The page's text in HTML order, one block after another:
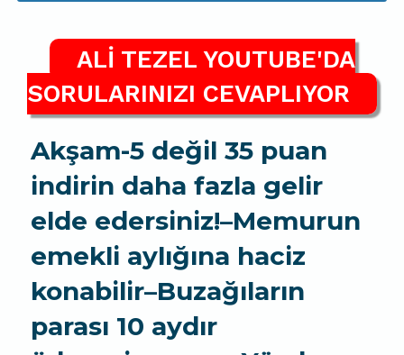
ALİ TEZEL YOUTUBE'DA
SORULARINIZI CEVAPLIYOR
Akşam-5 değil 35 puan
indirin daha fazla gelir
elde edersiniz!–Memurun
emekli aylığına haciz
konabilir–Buzağıların
parası 10 aydır